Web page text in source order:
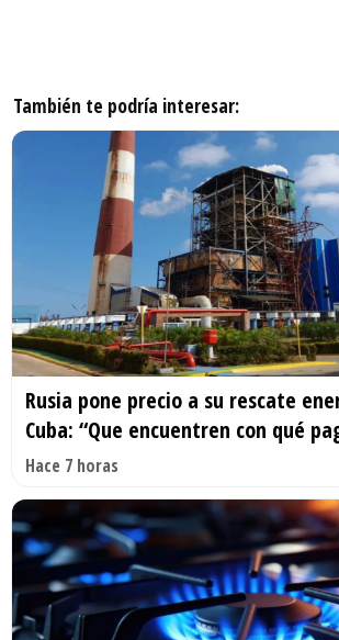
También te podría interesar:
Rusia pone precio a su rescate
Cuba: “Que encuentren con qué
Hace 7 horas